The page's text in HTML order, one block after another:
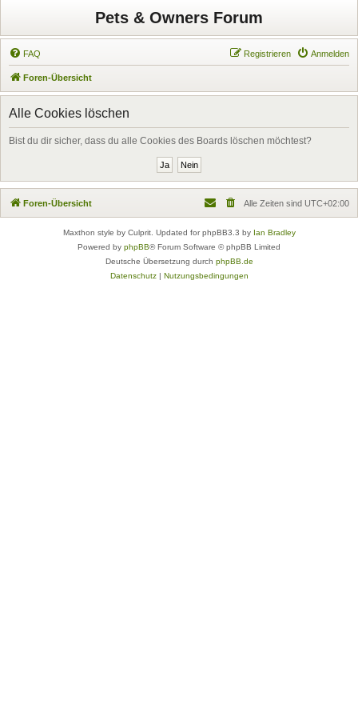
Pets & Owners Forum
FAQ Anmelden
Registrieren
Foren-Übersicht
Alle Cookies löschen
Bist du dir sicher, dass du alle Cookies des Boards löschen möchtest?
Foren-Übersicht Alle Zeiten sind UTC+02:00
Maxthon style by Culprit. Updated for phpBB3.3 by Ian Bradley
Powered by phpBB® Forum Software © phpBB Limited
Deutsche Übersetzung durch phpBB.de
Datenschutz| Nutzungsbedingungen